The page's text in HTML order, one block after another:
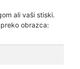
ali vaši stiski.
obrazca: